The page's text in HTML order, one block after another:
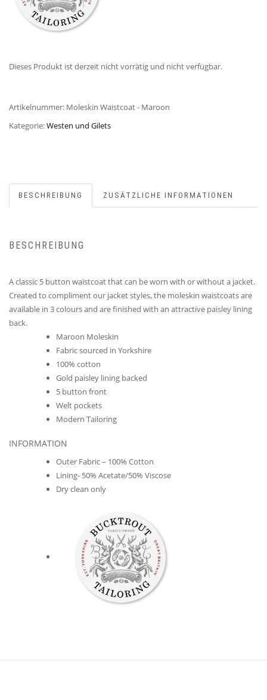
Dieses Produkt ist derzeit nicht vorrätig und nicht verfügbar.
Artikelnummer: Moleskin Waistcoat - Maroon
Kategorie:Westen und Gilets
BESCHREIBUNG ZUSÄTZLICHE INFORMATIONEN
BESCHREIBUNG
A classic 5 button waistcoat that can be worn with or without a jacket.
Created to compliment our jacket styles, the moleskin waistcoats are
available in 3 colours and are finished with an attractive paisley lining
back.
Maroon Moleskin
Fabric sourced in Yorkshire
100% cotton
Gold paisley lining backed
5 button front
Welt pockets
Modern Tailoring
INFORMATION
Outer Fabric – 100% Cotton
Lining- 50% Acetate/50% Viscose
Dry clean only